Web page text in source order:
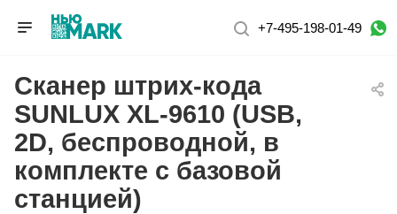
+7-495-198-01-49
Сканер штрих-кода
SUNLUX XL-9610 (USB,
2D, беспроводной, в
комплекте с базовой
станцией)